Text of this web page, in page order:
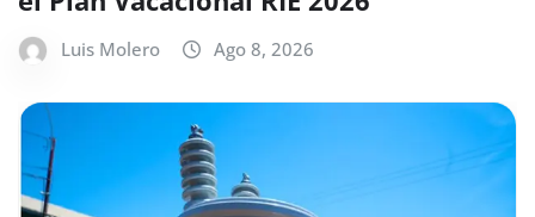
Luis Molero Ago 8, 2026